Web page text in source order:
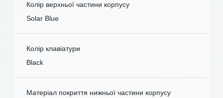
Колір верхньої частини корпусу
Solar Blue
Колір клавіатури
Black
Матеріал покриття нижньої частини корпусу